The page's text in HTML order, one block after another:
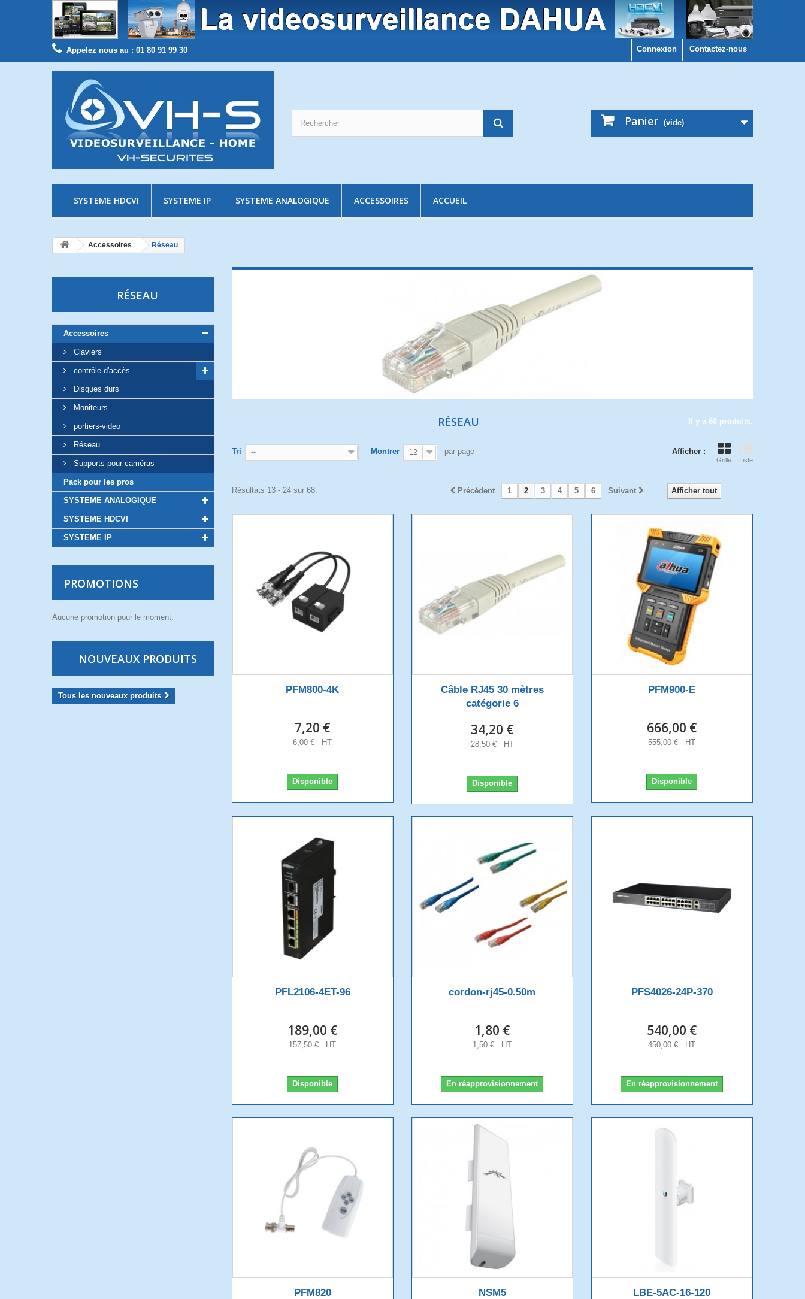
Contactez-nous
Appelez nous au : 01 80 91 99 30 Connexion
Panier (vide)
SYSTEME HDCVI SYSTEME IP SYSTEME ANALOGIQUE ACCESSOIRES ACCUEIL
Accessoires Réseau
RÉSEAU
Accessoires
Claviers
contrôle d'accès
Disques durs
Moniteurs
portiers-video
Réseau
Supports pour caméras
Pack pour les pros
SYSTEME ANALOGIQUE
SYSTEME HDCVI
SYSTEME IP
PROMOTIONS
Aucune promotion pour le moment.
NOUVEAUX PRODUITS
Tous les nouveaux produits
RÉSEAU Il y a 68 produits.
Afficher :
Grille Liste
Tri -- Montrer 12 par page
Afficher tout
Précédent 1 2 3 4 5 6 Suivant
Résultats 13 - 24 sur 68.
PFM800-4K
7,20 €
6,00 € HT
Disponible
Câble RJ45 30 mètres
catégorie 6
34,20 €
28,50 € HT
Disponible
PFM900-E
666,00 €
555,00 € HT
Disponible
PFL2106-4ET-96
189,00 €
157,50 € HT
Disponible
cordon-rj45-0.50m
1,80 €
1,50 € HT
En réapprovisionnement
PFS4026-24P-370
540,00 €
450,00 € HT
En réapprovisionnement
PFM820 NSM5 LBE-5AC-16-120